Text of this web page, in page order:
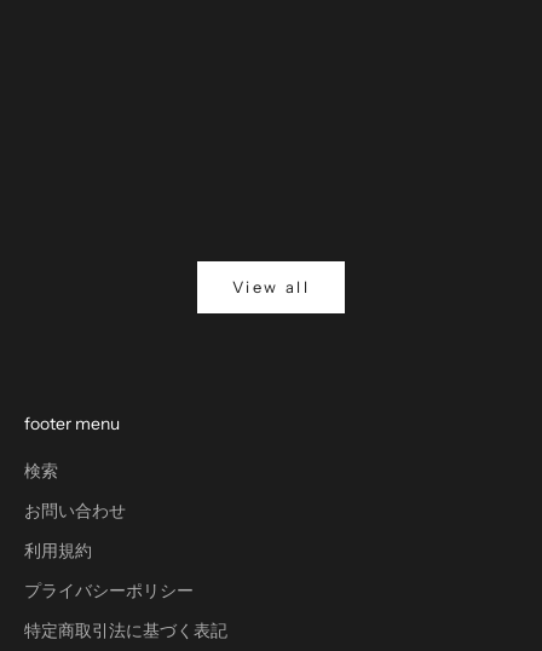
View all
footer menu
検索
お問い合わせ
利用規約
プライバシーポリシー
特定商取引法に基づく表記